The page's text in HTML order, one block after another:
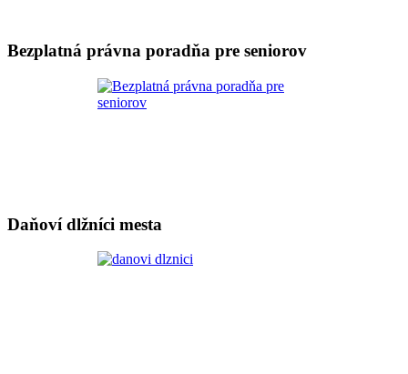
Bezplatná právna poradňa pre seniorov
Daňoví dlžníci mesta